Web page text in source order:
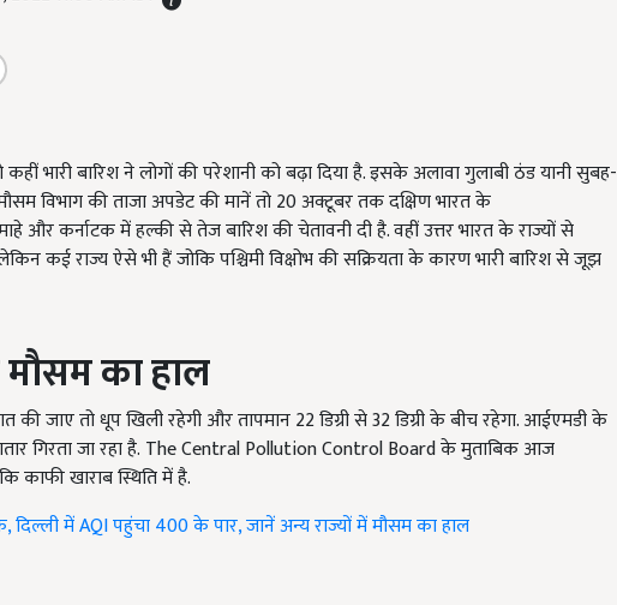
भारी बारिश ने लोगों की परेशानी को बढ़ा दिया है. इसके अलावा गुलाबी ठंड यानी सुबह-
विभाग की ताजा अपडेट की मानें तो20अक्टूबर तक दक्षिण भारत के
और कर्नाटक में हल्की से तेज बारिश की चेतावनी दी है. वहीं उत्तर भारत के राज्यों से
कई राज्य ऐसे भी हैं जोकि पश्चिमी विक्षोभ की सक्रियता के कारण भारी बारिश से जूझ
मौसम का हाल
की जाए तो धूप खिली रहेगी और तापमान22डिग्री से32डिग्री के बीच रहेगा. आईएमडी के
गिरता जा रहा है. The Central Pollution Control Boardके मुताबिक आज
काफी खाराब स्थिति में है.
दिल्ली में AQI पहुंचा 400 के पार, जानें अन्य राज्यों में मौसम का हाल